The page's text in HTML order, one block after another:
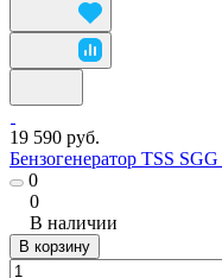
19 590 руб.
Бензогенератор TSS
0
0
В наличии
В корзину